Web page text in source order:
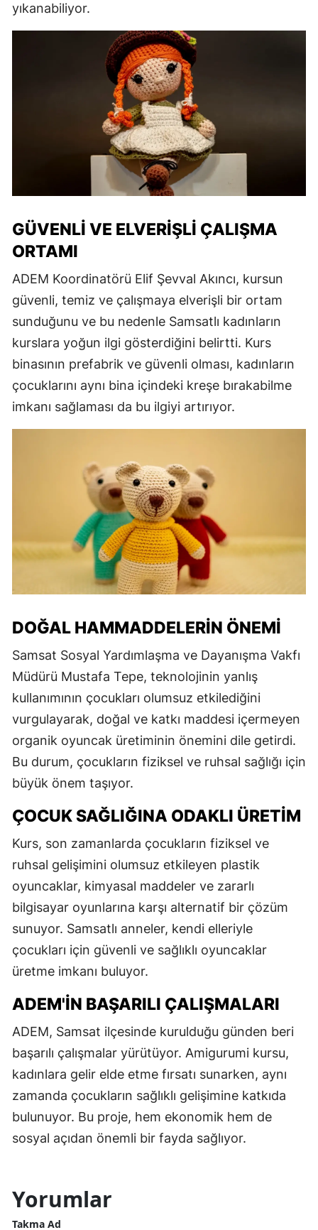
yıkanabiliyor.
GÜVENLI VE ELVERIŞLI ÇALIŞMA
ORTAMI
ADEM Koordinatörü Elif Şevval Akıncı, kursun
güvenli, temiz ve çalışmaya elverişli bir ortam
sunduğunu ve bu nedenle Samsatlı kadınların
kurslara yoğun ilgi gösterdiğini belirtti. Kurs
binasının prefabrik ve güvenli olması, kadınların
çocuklarını aynı bina içindeki kreşe bırakabilme
imkanı sağlaması da bu ilgiyi artırıyor.
DOĞAL HAMMADDELERIN ÖNEMI
Samsat Sosyal Yardımlaşma ve Dayanışma Vakfı
Müdürü Mustafa Tepe, teknolojinin yanlış
kullanımının çocukları olumsuz etkilediğini
vurgulayarak, doğal ve katkı maddesi içermeyen
organik oyuncak üretiminin önemini dile getirdi.
Bu durum, çocukların fiziksel ve ruhsal sağlığı için
büyük önem taşıyor.
ÇOCUK SAĞLIĞINA ODAKLI ÜRETIM
Kurs, son zamanlarda çocukların fiziksel ve
ruhsal gelişimini olumsuz etkileyen plastik
oyuncaklar, kimyasal maddeler ve zararlı
bilgisayar oyunlarına karşı alternatif bir çözüm
sunuyor. Samsatlı anneler, kendi elleriyle
çocukları için güvenli ve sağlıklı oyuncaklar
üretme imkanı buluyor.
ADEM'IN BAŞARILI ÇALIŞMALARI
ADEM, Samsat ilçesinde kurulduğu günden beri
başarılı çalışmalar yürütüyor. Amigurumi kursu,
kadınlara gelir elde etme fırsatı sunarken, aynı
zamanda çocukların sağlıklı gelişimine katkıda
bulunuyor. Bu proje, hem ekonomik hem de
sosyal açıdan önemli bir fayda sağlıyor.
Yorumlar
Takma Ad